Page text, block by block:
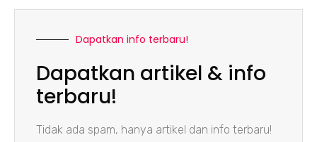
Dapatkan info terbaru!
Dapatkan artikel & info
terbaru!
Tidak ada spam, hanya artikel dan info terbaru!